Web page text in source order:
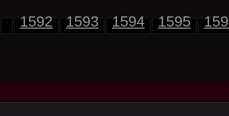
1592 1593 1594 1595